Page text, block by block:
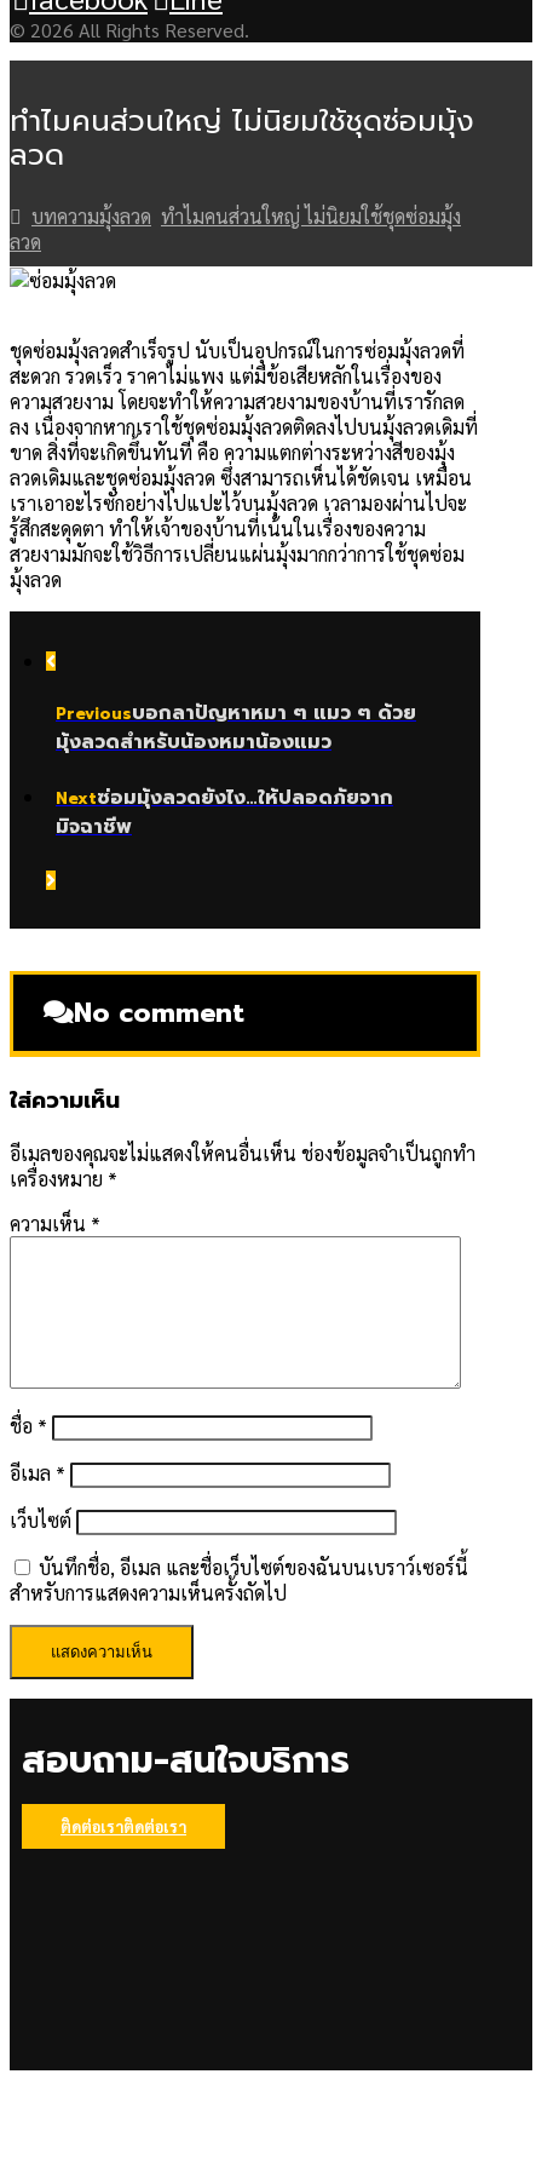
© 2026 All Rights Reserved.
ทำไมคนส่วนใหญ่ ไม่นิยมใช้ชุดซ่อมมุ้ง
ลวด
บทความมุ้งลวด ทำไมคนส่วนใหญ่ ไม่นิยมใช้ชุดซ่อมมุ้ง
ลวด
ชุดซ่อมมุ้งลวดสำเร็จรูป นับเป็นอุปกรณ์ในการซ่อมมุ้งลวดที่
สะดวก รวดเร็ว ราคาไม่แพง แต่มีข้อเสียหลักในเรื่องของ
ความสวยงาม โดยจะทำให้ความสวยงามของบ้านที่เรารักลด
ลง เนื่องจากหากเราใช้ชุดซ่อมมุ้งลวดติดลงไปบนมุ้งลวดเดิมที่
ขาด สิ่งที่จะเกิดขึ้นทันที คือ ความแตกต่างระหว่างสีของมุ้ง
ลวดเดิมและชุดซ่อมมุ้งลวด ซึ่งสามารถเห็นได้ชัดเจน เหมือน
เราเอาอะไรซักอย่างไปแปะไว้บนมุ้งลวด เวลามองผ่านไปจะ
รู้สึกสะดุดตา ทำให้เจ้าของบ้านที่เน้นในเรื่องของความ
สวยงามมักจะใช้วิธีการเปลี่ยนแผ่นมุ้งมากกว่าการใช้ชุดซ่อม
มุ้งลวด
Previousบอกลาปัญหาหมา ๆ แมว ๆ ด้วย
มุ้งลวดสำหรับน้องหมาน้องแมว
Nextซ่อมมุ้งลวดยังไง…ให้ปลอดภัยจาก
มิจฉาชีพ
No comment
ใส่ความเห็น
อีเมลของคุณจะไม่แสดงให้คนอื่นเห็น ช่องข้อมูลจำเป็นถูกทำ
เครื่องหมาย *
ความเห็น *
ชื่อ *
อีเมล *
เว็บไซต์
บันทึกชื่อ, อีเมล และชื่อเว็บไซต์ของฉันบนเบราว์เซอร์นี้
สำหรับการแสดงความเห็นครั้งถัดไป
สอบถาม-สนใจบริการ
ติดต่อเราติดต่อเรา